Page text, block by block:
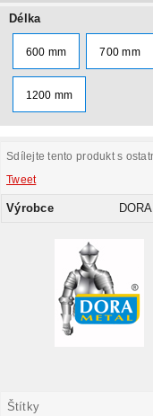
Délka
600 mm 700 mm
1200 mm
Sdílejte tento produkt s
Tweet
Výrobce
Štítky